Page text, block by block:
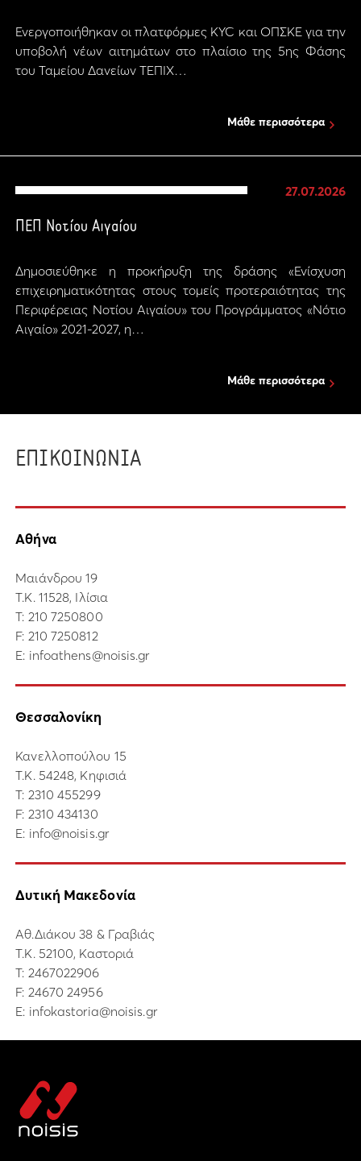
Ενεργοποιήθηκαν οι πλατφόρμες KYC και ΟΠΣΚΕ για την
υποβολή νέων αιτημάτων στο πλαίσιο της 5ης Φάσης
του Ταμείου Δανείων ΤΕΠΙΧ…
Μάθε περισσότερα
27.07.2026
ΠΕΠ Νοτίου Αιγαίου
Δημοσιεύθηκε η προκήρυξη της δράσης «Ενίσχυση
επιχειρηματικότητας στους τομείς προτεραιότητας της
Περιφέρειας Νοτίου Αιγαίου» του Προγράμματος «Νότιο
Αιγαίο» 2021-2027, η…
Μάθε περισσότερα
ΕΠΙΚΟΙΝΩΝΙΑ
Αθήνα
Μαιάνδρου 19
Τ.Κ. 11528, Ιλίσια
Τ: 210 7250800
F: 210 7250812
E: infoathens@noisis.gr
Θεσσαλονίκη
Κανελλοπούλου 15
Τ.Κ. 54248, Κηφισιά
Τ: 2310 455299
F: 2310 434130
E: info@noisis.gr
Δυτική Μακεδονία
Αθ.Διάκου 38 & Γραβιάς
Τ.Κ. 52100, Καστοριά
Τ: 2467022906
F: 24670 24956
E: infokastoria@noisis.gr